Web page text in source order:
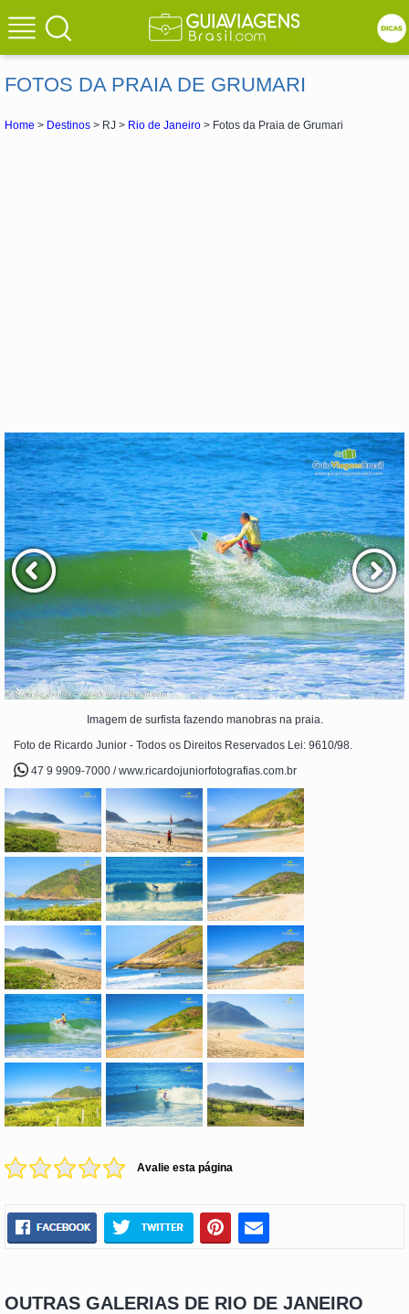
FOTOS DA PRAIA DE GRUMARI
Home > Destinos > RJ > Rio de Janeiro > Fotos da Praia de Grumari
Imagem de surfista fazendo manobras na praia.
Foto de Ricardo Junior - Todos os Direitos Reservados Lei: 9610/98.
47 9 9909-7000 / www.ricardojuniorfotografias.com.br
Avalie esta página
OUTRAS GALERIAS DE RIO DE JANEIRO